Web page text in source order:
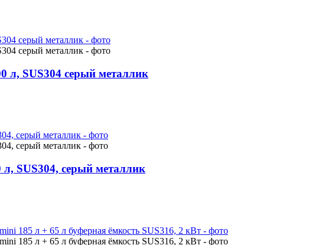
л, SUS304 серый металлик
SUS304, серый металлик